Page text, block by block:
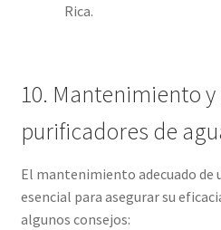
Rica.
10. Mantenimiento
purificadores de
El mantenimiento adecuado de
esencial para asegurar su
algunos consejos: